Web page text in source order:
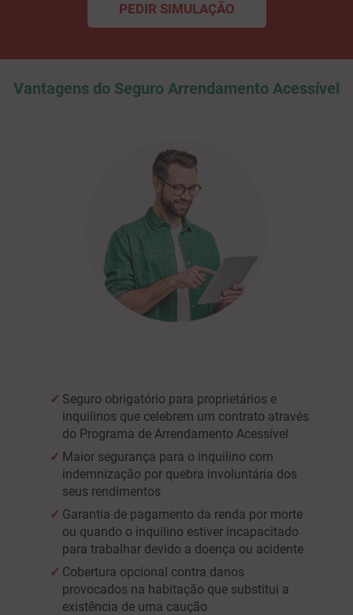
PEDIR SIMULAÇÃO
Vantagens do Seguro Arrendamento Acessível
Seguro obrigatório para proprietários e
inquilinos que celebrem um contrato através
do Programa de Arrendamento Acessível
Maior segurança para o inquilino com
indemnização por quebra involuntária dos
seus rendimentos
Garantia de pagamento da renda por morte
ou quando o inquilino estiver incapacitado
para trabalhar devido a doença ou acidente
Cobertura opcional contra danos
provocados na habitação que substitui a
existência de uma caução